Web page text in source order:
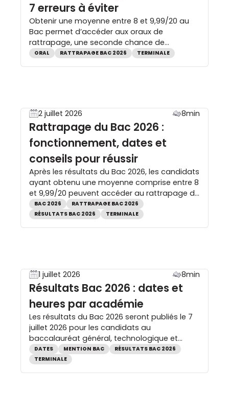
7 erreurs à éviter
Obtenir une moyenne entre 8 et 9,99/20 au
Bac permet d’accéder aux oraux de
rattrapage, une seconde chance de
décrocher le diplôme. Pour réussir ces
épreuves du second groupe, il ne suffit pas
ORAL RATTRAPAGE BAC 2026 TERMINALE
2 juillet 2026 8min
Rattrapage du Bac 2026 :
fonctionnement, dates et
conseils pour réussir
Après les résultats du Bac 2026, les candidats
ayant obtenu une moyenne comprise entre 8
et 9,99/20 peuvent accéder au rattrapage du
Bac, aussi appelé épreuves du second
groupe. Cette seconde chance permet de
repasser deux matières à l’oral pour gagner
BAC 2026
RATTRAPAGE BAC 2026
RÉSULTATS BAC 2026
TERMINALE
1 juillet 2026 8min
Résultats Bac 2026 : dates et
heures par académie
Les résultats du Bac 2026 seront publiés le 7
juillet 2026 pour les candidats au
baccalauréat général, technologique et
professionnel. Les élèves de première
découvriront quant à eux leurs résultats des
épreuves anticipées de français selon le
DATES MENTION BAC
RÉSULTATS BAC 2026
TERMINALE